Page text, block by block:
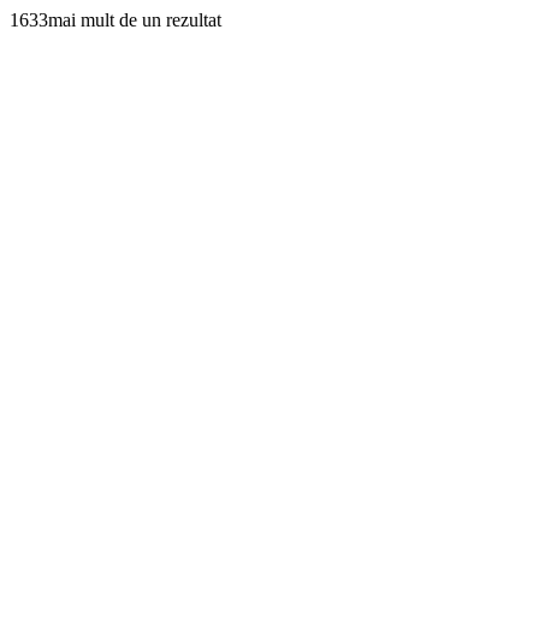
1633mai mult de un rezultat